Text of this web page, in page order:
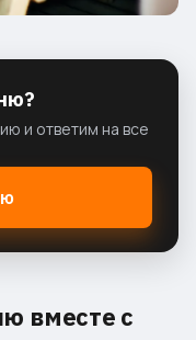
и ответим на все
вместе с